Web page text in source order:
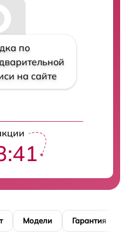
по
на сайте
Модели Гарантия